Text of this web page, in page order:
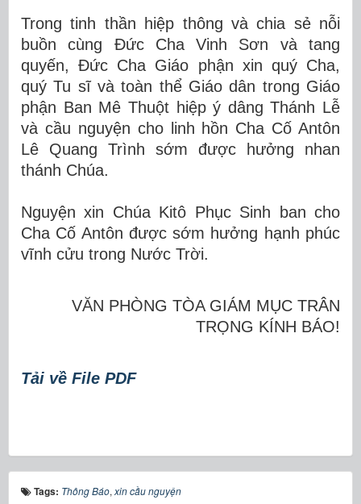
Trong tinh thần hiệp thông và chia sẻ nỗi
buồn cùng Đức Cha Vinh Sơn và tang
quyến, Đức Cha Giáo phận xin quý Cha,
quý Tu sĩ và toàn thể Giáo dân trong Giáo
phận Ban Mê Thuột hiệp ý dâng Thánh Lễ
và cầu nguyện cho linh hồn Cha Cố Antôn
Lê Quang Trình sớm được hưởng nhan
thánh Chúa.
Nguyện xin Chúa Kitô Phục Sinh ban cho
Cha Cố Antôn được sớm hưởng hạnh phúc
vĩnh cửu trong Nước Trời.
VĂN PHÒNG TÒA GIÁM MỤC TRÂN
TRỌNG KÍNH BÁO!
Tải về File PDF
Tags: Thông Báo, xin cầu nguyện